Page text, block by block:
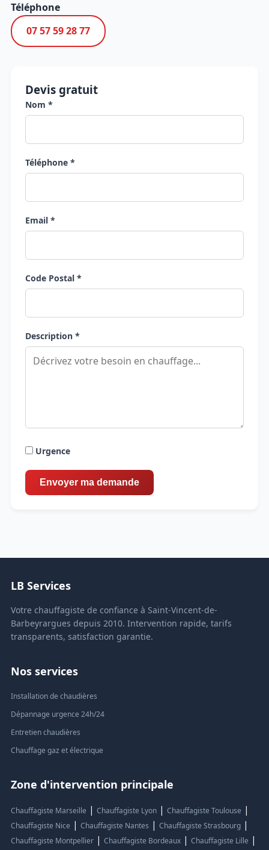
Téléphone
07 57 59 28 77
Devis gratuit
Nom *
Téléphone *
Email *
Code Postal *
Description *
Urgence
LB Services
Votre chauffagiste de confiance à Saint-Vincent-de-
Barbeyrargues depuis 2010. Intervention rapide, tarifs
transparents, satisfaction garantie.
Nos services
Installation de chaudières
Dépannage urgence 24h/24
Entretien chaudières
Chauffage gaz et électrique
Zone d'intervention principale
Chauffagiste Marseille | Chauffagiste Lyon| Chauffagiste Toulouse |
Chauffagiste Nice | Chauffagiste Nantes | Chauffagiste Strasbourg|
Chauffagiste Montpellier| Chauffagiste Bordeaux| Chauffagiste Lille |